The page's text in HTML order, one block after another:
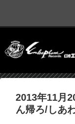
2013年11月
ん帰ろ/しあ